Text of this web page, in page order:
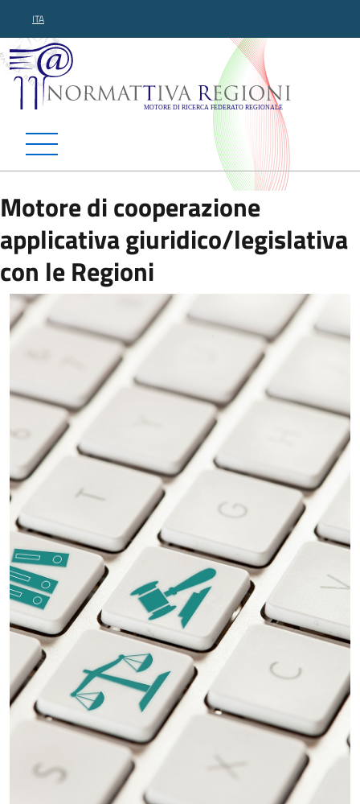
ITA
Normattiva Regioni -
Motore di cooperazione
applicativa giuridico/legislativa
con le Regioni